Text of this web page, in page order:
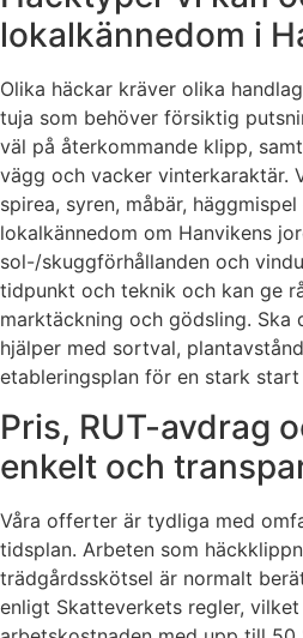
lokalkännedom i
Olika häckar kräver olika
tuja som behöver försiktig
väl på återkommande klipp,
vägg och vacker vinterkaraktär.
spirea, syren, måbär,
lokalkännedom om Hanvikens
sol-/skuggförhållanden och
tidpunkt och teknik och kan ge
marktäckning och gödsling. Ska
hjälper med sortval,
etableringsplan för en stark
Pris, RUT-avdrag
enkelt och
Våra offerter är tydliga med
tidsplan. Arbeten som
trädgårdsskötsel är normalt
enligt Skatteverkets regler, vilket